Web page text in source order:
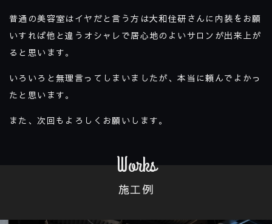
普通の美容室はイヤだと言う方は大和住研さんに内装をお願
いすれば他と違うオシャレで居心地のよいサロンが出来上が
ると思います。
いろいろと無理言ってしまいましたが、本当に頼んでよかっ
たと思います。
また、次回もよろしくお願いします。
Works
施工例